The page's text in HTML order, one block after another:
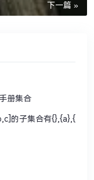
下一篇 »
册集合
的子集合有